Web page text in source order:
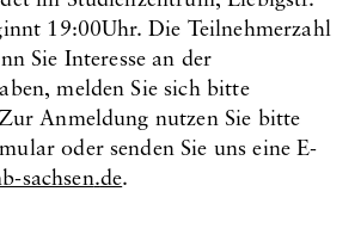
19:00Uhr. Die Teilnehmerzahl
Sie Interesse an der
melden Sie sich bitte
Anmeldung nutzen Sie bitte
oder senden Sie uns eine E-
sachsen de.